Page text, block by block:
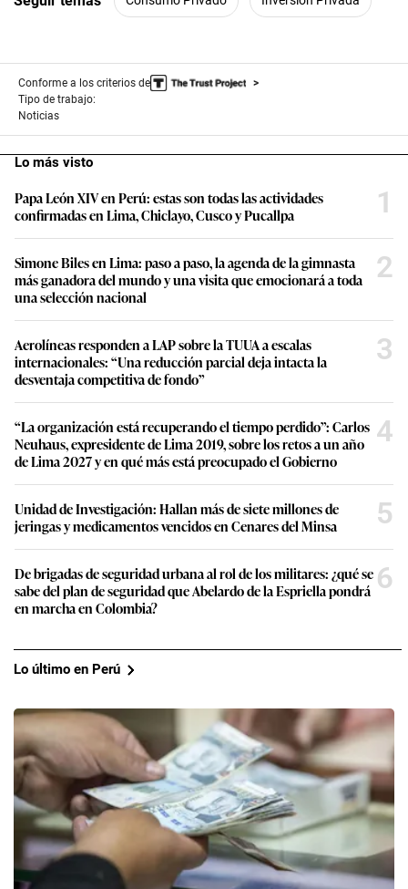
Conforme a los criterios de
Tipo de trabajo:
Noticias
Lo más visto
Papa León XIV en Perú: estas son todas las actividades
confirmadas en Lima, Chiclayo, Cusco y Pucallpa
1
Simone Biles en Lima: paso a paso, la agenda de la gimnasta
más ganadora del mundo y una visita que emocionará a toda
una selección nacional
2
Aerolíneas responden a LAP sobre la TUUA a escalas
internacionales: “Una reducción parcial deja intacta la
desventaja competitiva de fondo”
3
“La organización está recuperando el tiempo perdido”: Carlos
Neuhaus, expresidente de Lima 2019, sobre los retos a un año
de Lima 2027 y en qué más está preocupado el Gobierno
4
Unidad de Investigación: Hallan más de siete millones de
jeringas y medicamentos vencidos en Cenares del Minsa
5
De brigadas de seguridad urbana al rol de los militares: ¿qué se
sabe del plan de seguridad que Abelardo de la Espriella pondrá
en marcha en Colombia?
6
Lo último en Perú